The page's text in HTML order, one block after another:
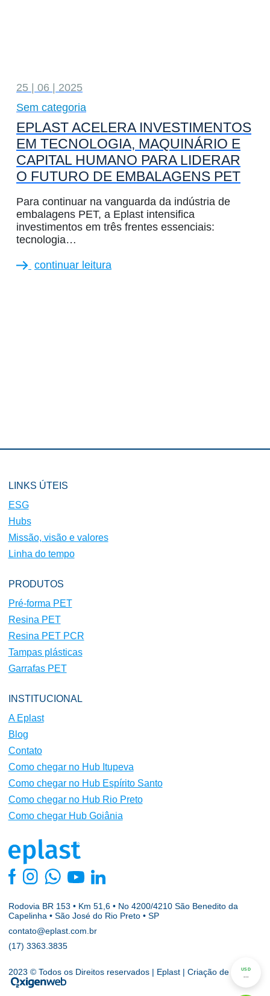
25 | 06 | 2025
Sem categoria
EPLAST ACELERA INVESTIMENTOS
EM TECNOLOGIA, MAQUINÁRIO E
CAPITAL HUMANO PARA LIDERAR
O FUTURO DE EMBALAGENS PET
Para continuar na vanguarda da indústria de
embalagens PET, a Eplast intensifica
investimentos em três frentes essenciais:
tecnologia…
continuar leitura
LINKS ÚTEIS
ESG
Hubs
Missão, visão e valores
Linha do tempo
PRODUTOS
Pré-forma PET
Resina PET
Resina PET PCR
Tampas plásticas
Garrafas PET
INSTITUCIONAL
A Eplast
Blog
Contato
Como chegar no Hub Itupeva
Como chegar no Hub Espírito Santo
Como chegar no Hub Rio Preto
Como chegar Hub Goiânia
Rodovia BR 153 • Km 51,6 • No 4200/4210 São Benedito da
Capelinha • São José do Rio Preto • SP
contato@eplast.com.br
(17) 3363.3835
2023 © Todos os Direitos reservados | Eplast | Criação de sites
USD
...